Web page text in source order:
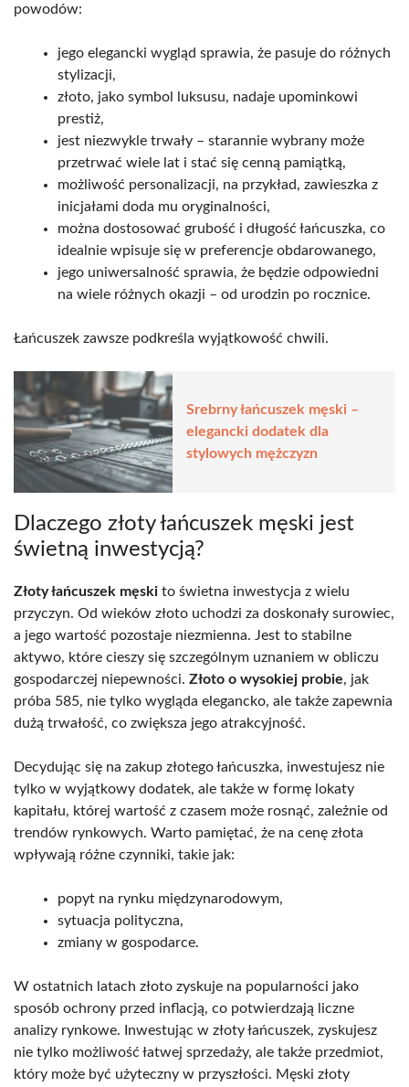
powodów:
jego elegancki wygląd sprawia, że pasuje do różnych
stylizacji,
złoto, jako symbol luksusu, nadaje upominkowi
prestiż,
jest niezwykle trwały – starannie wybrany może
przetrwać wiele lat i stać się cenną pamiątką,
możliwość personalizacji, na przykład, zawieszka z
inicjałami doda mu oryginalności,
można dostosować grubość i długość łańcuszka, co
idealnie wpisuje się w preferencje obdarowanego,
jego uniwersalność sprawia, że będzie odpowiedni
na wiele różnych okazji – od urodzin po rocznice.
Łańcuszek zawsze podkreśla wyjątkowość chwili.
Srebrny łańcuszek męski –
elegancki dodatek dla
stylowych mężczyzn
Dlaczego złoty łańcuszek męski jest
świetną inwestycją?
Złoty łańcuszek męski to świetna inwestycja z wielu
przyczyn. Od wieków złoto uchodzi za doskonały surowiec,
a jego wartość pozostaje niezmienna. Jest to stabilne
aktywo, które cieszy się szczególnym uznaniem w obliczu
gospodarczej niepewności. Złoto o wysokiej probie, jak
próba 585, nie tylko wygląda elegancko, ale także zapewnia
dużą trwałość, co zwiększa jego atrakcyjność.
Decydując się na zakup złotego łańcuszka, inwestujesz nie
tylko w wyjątkowy dodatek, ale także w formę lokaty
kapitału, której wartość z czasem może rosnąć, zależnie od
trendów rynkowych. Warto pamiętać, że na cenę złota
wpływają różne czynniki, takie jak:
popyt na rynku międzynarodowym,
sytuacja polityczna,
zmiany w gospodarce.
W ostatnich latach złoto zyskuje na popularności jako
sposób ochrony przed inflacją, co potwierdzają liczne
analizy rynkowe. Inwestując w złoty łańcuszek, zyskujesz
nie tylko możliwość łatwej sprzedaży, ale także przedmiot,
który może być użyteczny w przyszłości. Męski złoty